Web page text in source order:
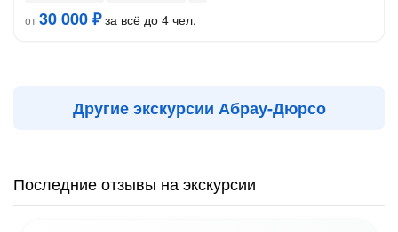
от30 000 ₽за всё до 4 чел.
Другие экскурсии Абрау-Дюрсо
Последние отзывы на экскурсии